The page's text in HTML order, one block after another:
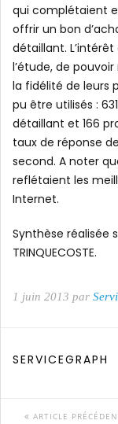
qui complétaient
offrir un bon
détaillant.
l’étude, de
la fidélité de leurs
pu être utilisés :
détaillant et 166
taux de réponse
second. A noter
reflétaient les
Internet.
Synthèse réalisée
TRINQUECOSTE.
1 juin 2013 par
SERVICEGRAPH
ARTICLE